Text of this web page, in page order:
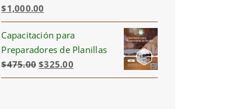
Original
price
was:
$1,700.00.
$1,000.00
price
is:
$1,000.00.
Capacitación para
Preparadores de Planillas
$475.00 Original
price
$325.00Current
price